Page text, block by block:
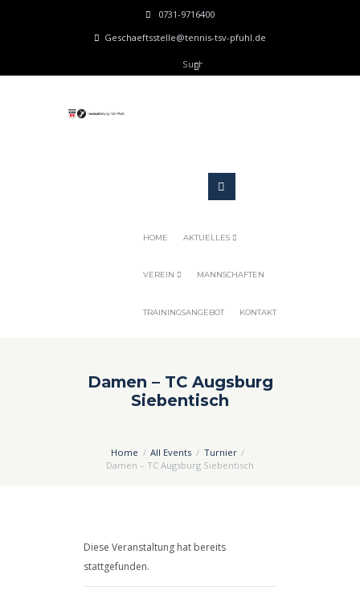
0731-9716400
Geschaeftsstelle@tennis-tsv-pfuhl.de
HOME AKTUELLES
VEREIN MANNSCHAFTEN
TRAININGSANGEBOT KONTAKT
Damen – TC Augsburg
Siebentisch
Home All Events
Turnier
Damen – TC Augsburg Siebentisch
Diese Veranstaltung hat bereits
stattgefunden.